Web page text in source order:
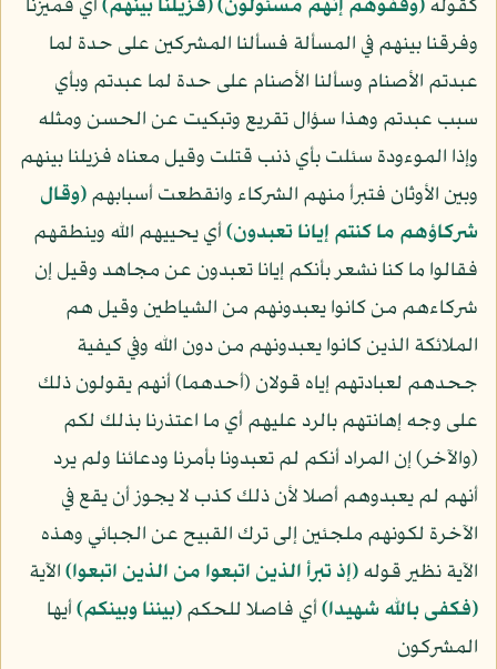
كقوله﴿وقفوهم إنهم مسئولون﴾﴿فزيلنا بينهم﴾أي فميزنا
وفرقنا بينهم في المسألة فسألنا المشركين على حدة لما
عبدتم الأصنام وسألنا الأصنام على حدة لما عبدتم وبأي
سبب عبدتم وهذا سؤال تقريع وتبكيت عن الحسن ومثله
وإذا الموءودة سئلت بأي ذنب قتلت وقيل معناه فزيلنا بينهم
وبين الأوثان فتبرأ منهم الشركاء وانقطعت أسبابهم﴿وقال
شركاؤهم ما كنتم إيانا تعبدون﴾أي يحييهم الله وينطقهم
فقالوا ما كنا نشعر بأنكم إيانا تعبدون عن مجاهد وقيل إن
شركاءهم من كانوا يعبدونهم من الشياطين وقيل هم
الملائكة الذين كانوا يعبدونهم من دون الله وفي كيفية
جحدهم لعبادتهم إياه قولان (أحدهما) أنهم يقولون ذلك
على وجه إهانتهم بالرد عليهم أي ما اعتذرنا بذلك لكم
(والآخر) إن المراد أنكم لم تعبدونا بأمرنا ودعائنا ولم يرد
أنهم لم يعبدوهم أصلا لأن ذلك كذب لا يجوز أن يقع في
الآخرة لكونهم ملجئين إلى ترك القبيح عن الجبائي وهذه
الآية نظير قوله﴿إذ تبرأ الذين اتبعوا من الذين اتبعوا﴾الآية
﴿فكفى بالله شهيدا﴾أي فاصلا للحكم﴿بيننا وبينكم﴾أيها
المشركون